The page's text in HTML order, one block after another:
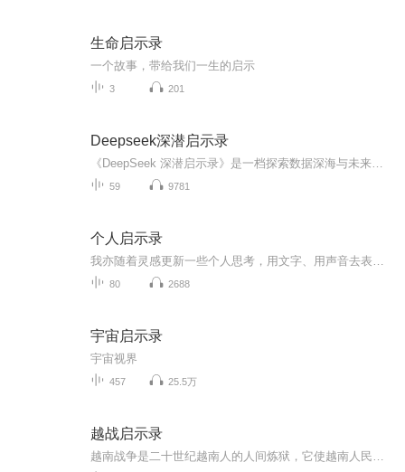
生命启示录
一个故事，带给我们一生的启示
3 201
Deepseek深潜启示录
59 9781
个人启示录
80 2688
宇宙启示录
宇宙视界
457 25.5万
越战启示录